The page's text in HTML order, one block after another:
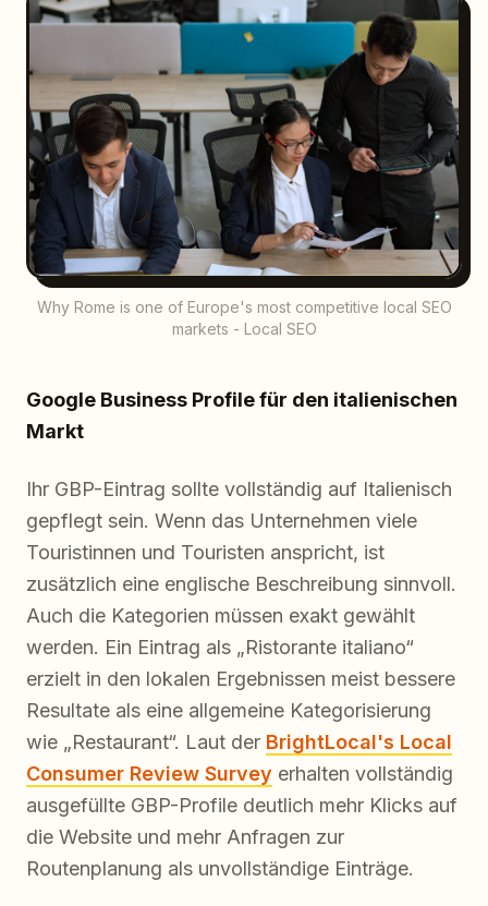
Why Rome is one of Europe's most competitive local SEO
markets - Local SEO
Google Business Profile für den italienischen
Markt
Ihr GBP-Eintrag sollte vollständig auf Italienisch
gepflegt sein. Wenn das Unternehmen viele
Touristinnen und Touristen anspricht, ist
zusätzlich eine englische Beschreibung sinnvoll.
Auch die Kategorien müssen exakt gewählt
werden. Ein Eintrag als „Ristorante italiano“
erzielt in den lokalen Ergebnissen meist bessere
Resultate als eine allgemeine Kategorisierung
wie „Restaurant“. Laut der BrightLocal's Local
Consumer Review Survey erhalten vollständig
ausgefüllte GBP-Profile deutlich mehr Klicks auf
die Website und mehr Anfragen zur
Routenplanung als unvollständige Einträge.